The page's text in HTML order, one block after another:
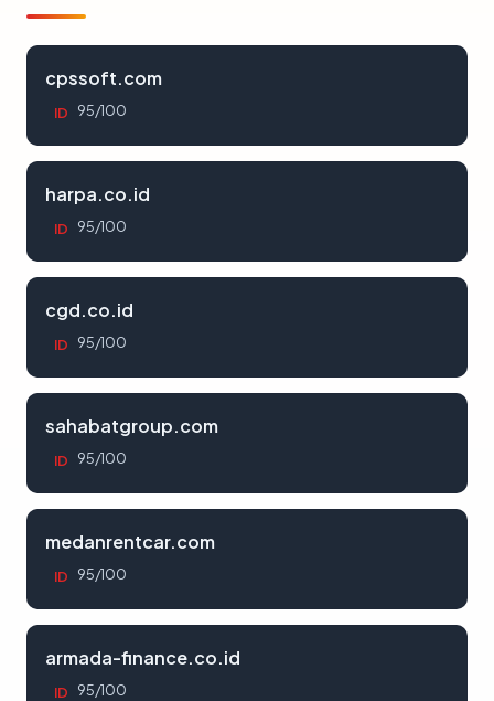
cpssoft.com
ID 95/100
harpa.co.id
ID 95/100
cgd.co.id
ID 95/100
sahabatgroup.com
ID 95/100
medanrentcar.com
ID 95/100
armada-finance.co.id
ID 95/100